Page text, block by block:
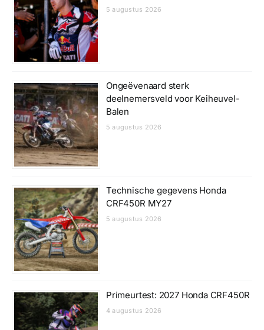
5 augustus 2026
Ongeëvenaard sterk
deelnemersveld voor Keiheuvel-
Balen
5 augustus 2026
Technische gegevens Honda
CRF450R MY27
5 augustus 2026
Primeurtest: 2027 Honda CRF450R
4 augustus 2026